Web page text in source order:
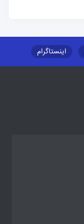
اینستاگرام